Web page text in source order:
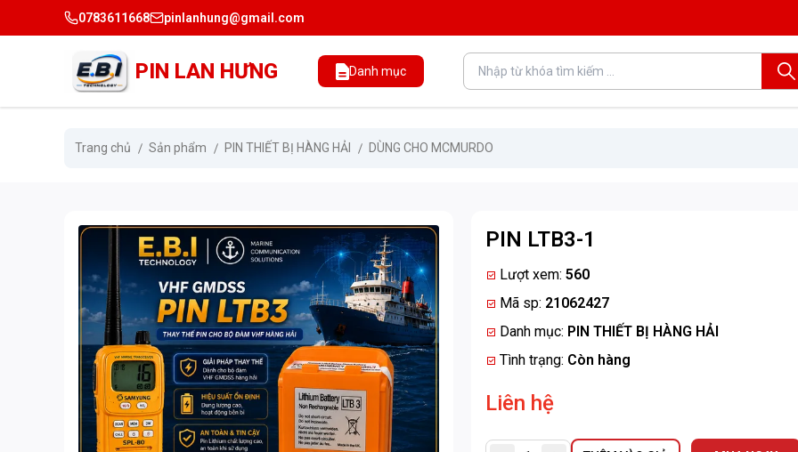
0783611668 pinlanhung@gmail.com
PIN LAN HƯNG Danh mục
Trang chủ Sản phẩm PIN THIẾT BỊ HÀNG HẢI DÙNG CHO MCMURDO
PIN LTB3-1
Lượt xem:560
Mã sp: 21062427
Danh mục: PIN THIẾT BỊ HÀNG HẢI
Tình trạng: Còn hàng
Liên hệ